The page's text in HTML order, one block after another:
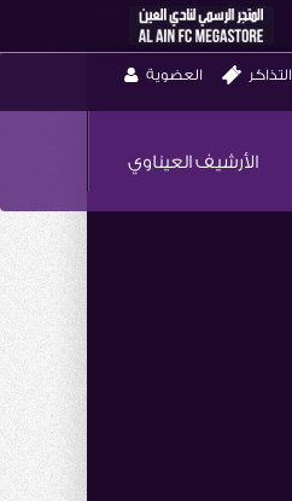
التذاكر العضوية
الأرشيف العيناوي